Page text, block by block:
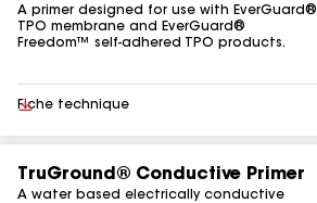
A primer designed for use with EverGuard®
TPO membrane and EverGuard®
Freedom™ self-adhered TPO products.
Télécharger
Fiche technique
TruGround® Conductive Primer
A water based electrically conductive